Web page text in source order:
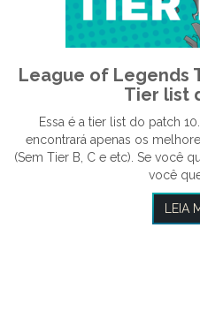
League of Legends
Tier list
Essa é a tier list do patch
encontrará apenas os
(Sem Tier B, C e etc). Se você
você
LEIA